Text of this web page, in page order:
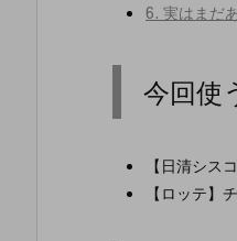
6. 実はまだ
今回使
【日清シス
【ロッテ】